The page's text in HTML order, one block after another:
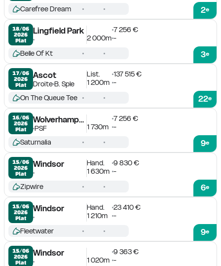
2e
Carefree Dream
18/06
2026
Plat
Lingfield Park
7 256 €
2 000m -
3e
Belle Of Kt
17/06
2026
Plat
Ascot
DroiteB. Sple
List.
137 515 €
1 200m -
22e
On The Queue Tee
16/06
2026
Plat
Wolverhampton
PSF
7 256 €
1 730m -
9e
Saturnalia
15/06
2026
Plat
Windsor Hand.
9 830 €
1 630m -
6e
Zipwire
15/06
2026
Plat
Windsor Hand.
23 410 €
1 210m
-
9e
Fleetwater
15/06
2026
Plat
Windsor
9 363 €
1 020m -